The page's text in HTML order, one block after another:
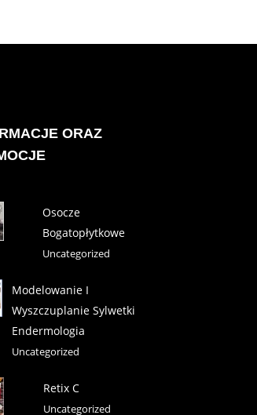
ORAZ
Osocze
Bogatopłytkowe
Uncategorized
Modelowanie I
Wyszczuplanie Sylwetki
Endermologia
Uncategorized
Retix C
Uncategorized